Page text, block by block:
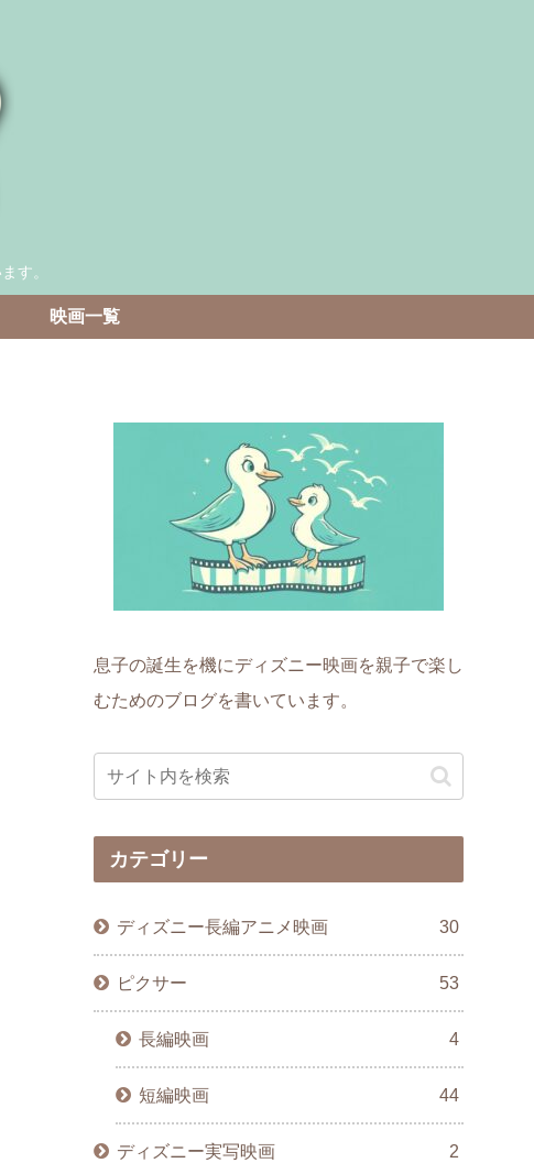
す。
映画一覧
息子の誕生を機にディズニー映画を親子で楽し
むためのブログを書いています。
カテゴリー
ディズニー長編アニメ映画 30
ピクサー 53
長編映画 4
短編映画 44
ディズニー実写映画 2